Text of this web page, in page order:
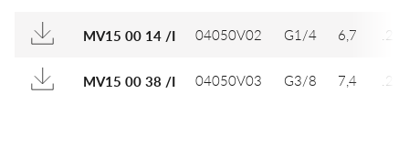
MV15 00 14 /I 04050V02 G1/4 6,7 .264
MV15 00 38 /I 04050V03 G3/8 7,4 .291